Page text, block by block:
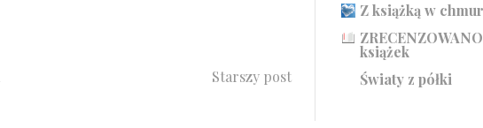
Starszy post
Z książką w
książek
Światy z półki